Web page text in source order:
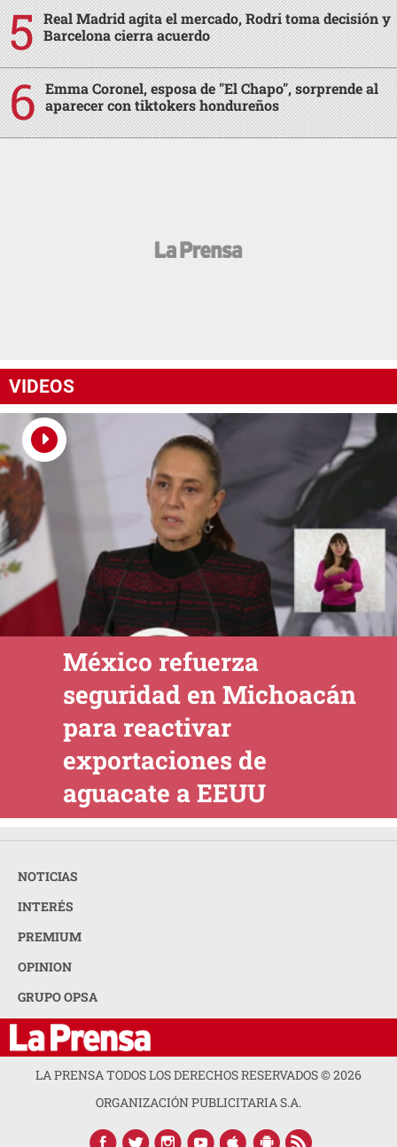
Real Madrid agita el mercado, Rodri toma decisión y
Barcelona cierra acuerdo
Emma Coronel, esposa de "El Chapo", sorprende al
aparecer con tiktokers hondureños
VIDEOS
México refuerza
seguridad en Michoacán
para reactivar
exportaciones de
aguacate a EEUU
NOTICIAS
INTERÉS
PREMIUM
OPINION
GRUPO OPSA
LA PRENSA TODOS LOS DERECHOS RESERVADOS ©2026
ORGANIZACIÓN PUBLICITARIA S.A.